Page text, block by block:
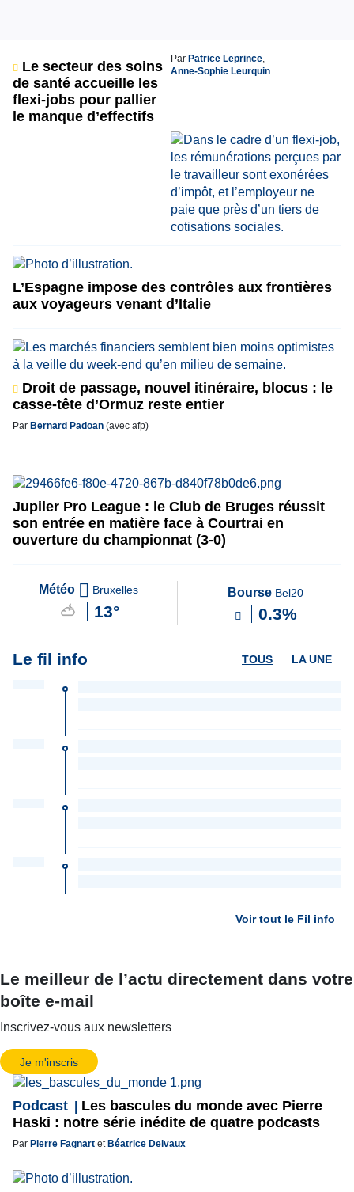
Le secteur des soins
de santé accueille les
flexi-jobs pour pallier
le manque d’effectifs
Par Patrice Leprince,
Anne-Sophie Leurquin
L’Espagne impose des contrôles aux frontières
aux voyageurs venant d’Italie
Droit de passage, nouvel itinéraire, blocus : le
casse-tête d’Ormuz reste entier
Par Bernard Padoan (avec afp)
Jupiler Pro League : le Club de Bruges réussit
son entrée en matière face à Courtrai en
ouverture du championnat (3-0)
Météo Bruxelles
13°
Bourse Bel20
0.3%
Le fil info LA UNE
TOUS
Voir tout le Fil info
Le meilleur de l’actu directement dans votre
boîte e-mail
Inscrivez-vous aux newsletters
Je m'inscris
Podcast
Les bascules du monde avec Pierre
Haski : notre série inédite de quatre podcasts
Par Pierre Fagnart et Béatrice Delvaux